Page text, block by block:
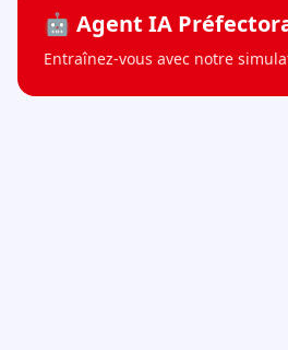
🤖 Agent IA
Entraînez-vous avec notre